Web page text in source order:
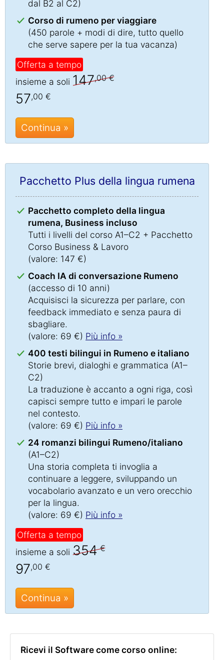
dal B2 al C2)
Corso di rumeno per viaggiare
(450 parole + modi di dire, tutto quello
che serve sapere per la tua vacanza)
Offerta a tempo
insieme a soli 147,00 €
57,00 €
Continua »
Pacchetto Plus della lingua rumena
Pacchetto completo della lingua
rumena, Business incluso
Tutti i livelli del corso A1–C2 + Pacchetto
Corso Business & Lavoro
(valore: 147 €)
Coach IA di conversazione Rumeno
(accesso di 10 anni)
Acquisisci la sicurezza per parlare, con
feedback immediato e senza paura di
sbagliare.
(valore: 69 €) Più info »
400 testi bilingui in Rumeno e italiano
Storie brevi, dialoghi e grammatica (A1–
C2)
La traduzione è accanto a ogni riga, così
capisci sempre tutto e impari le parole
nel contesto.
(valore: 69 €) Più info »
24 romanzi bilingui Rumeno/italiano
(A1–C2)
Una storia completa ti invoglia a
continuare a leggere, sviluppando un
vocabolario avanzato e un vero orecchio
per la lingua.
(valore: 69 €) Più info »
Offerta a tempo
insieme a soli 354€
97,00 €
Continua »
Ricevi il Software come corso online: